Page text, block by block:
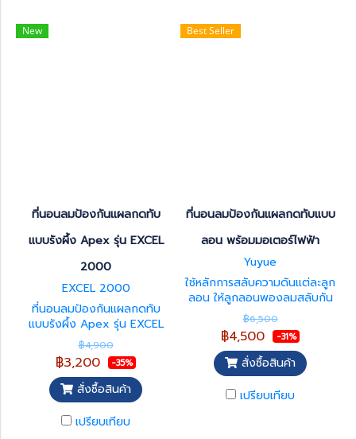
New
ที่นอนลมป้องกันแผลกดทับ
แบบรังผึ้ง Apex รุ่น EXCEL
2000
EXCEL 2000
ที่นอนลมป้องกันแผลกดทับ
แบบรังผึ้ง Apex รุ่น EXCEL
2000 รับประกัน 1 ปี
฿4,900
฿3,200 -35%
สั่งซื้อสินค้า
เปรียบเทียบ
Best Seller
ที่นอนลมป้องกันแผลกดทับแบบ
ลอน พร้อมมอเตอร์ไฟฟ้า
Yuyue
ใช้หลักการสลับความดันแต่ละลูก
ลอน ให้ลูกลอนพองลมสลับกัน
อย่างต่อเนื่องทุกๆ 12 นาที เพื่อ
กระจายแรงกดทับ และเปลี่ยน
ตำแหน่งผิวหนังที่สัมผัสกับ
ที่นอน เพื่อลดสาเหตุการเกิด
แผลกดทับ ช่วยลด และกระจาย
แรงกดทับไปทั่วร่างกาย ช่วยลด
การเสียดสีระหว่างที่นอน และผิว
฿6,500
฿4,500 -31%
สั่งซื้อสินค้า
เปรียบเทียบ